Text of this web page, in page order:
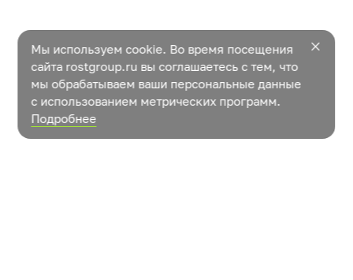
Мы используем cookie. Во время посещения
сайта rostgroup.ru вы соглашаетесь с тем, что
мы обрабатываем ваши персональные данные
с использованием метрических программ.
Подробнее